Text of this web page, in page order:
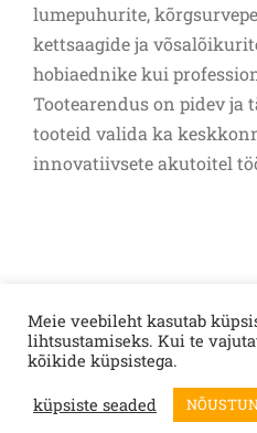
lumepuhurite,
kettsaagide ja
hobiaednike kui
Tootearendus on pidev ja
tooteid valida ka
innovatiivsete akutoitel
Telef:+372 67 22 120e-kiri:
Meie veebileht kasutab
lihtsustamiseks. Kui te
kõikide küpsistega.
küpsiste seaded